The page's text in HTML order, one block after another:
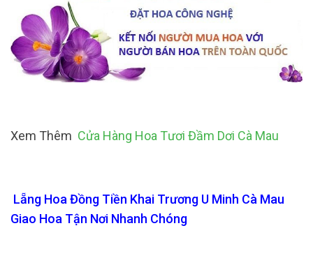
Xem Thêm Cửa Hàng Hoa Tươi Đầm Dơi Cà Mau
Lẵng Hoa Đồng Tiền Khai Trương U Minh Cà Mau
Giao Hoa Tận Nơi Nhanh Chóng